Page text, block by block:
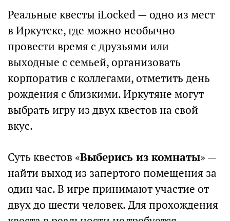
Реальные квесты iLocked — одно из мест
в Иркутске, где можно необычно
провести время с друзьями или
выходные с семьей, организовать
корпоратив с коллегами, отметить день
рождения с близкими. Иркутяне могут
выбрать игру из двух квестов на свой
вкус.
Суть квестов «Выберись из комнаты» —
найти выход из запертого помещения за
один час. В игре принимают участие от
двух до шести человек. Для прохождения